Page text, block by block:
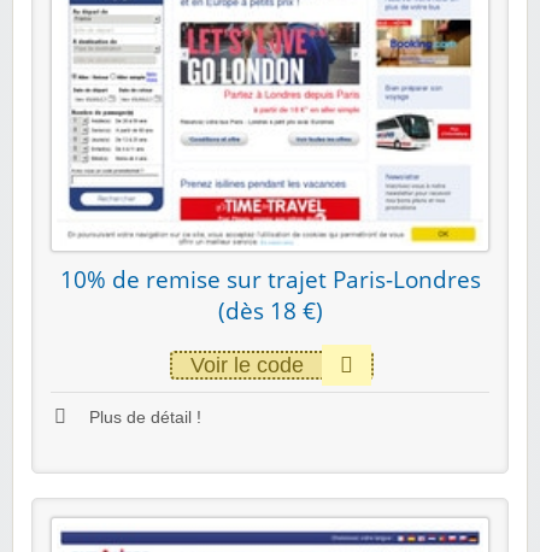
10% de remise sur trajet Paris-Londres
(dès 18 €)
Voir le code
Plus de détail !